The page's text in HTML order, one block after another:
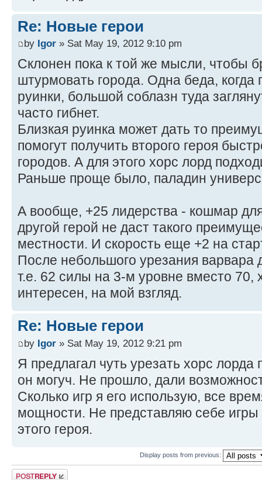
Re: Новые герои
by Igor » Sat May 19, 2012 9:10 pm
Склонен пока к той же мысли, чтобы
штурмовать города. Одна беда,
руинки, большой соблазн туда
часто гибнет.
Близкая руинка может дать то
помогут получить второго героя
городов. А для этого хорс лорд
Раньше проще было, паладин
А вообще, +25 лидерства - кошмар
другой герой не даст такого
местности. И скорость еще +2 на
После небольшого урезания варвара
т.е. 62 силы на 3-м уровне вместо 70,
интересен, на мой взгляд.
Re: Новые герои
by Igor » Sat May 19, 2012 9:21 pm
Я предлагал чуть урезать хорс лорда
он могуч. Не прошло, дали
Сколько игр я его использую, все
мощности. Не представляю себе игры
этого героя.
Display posts from previous:
Post a reply